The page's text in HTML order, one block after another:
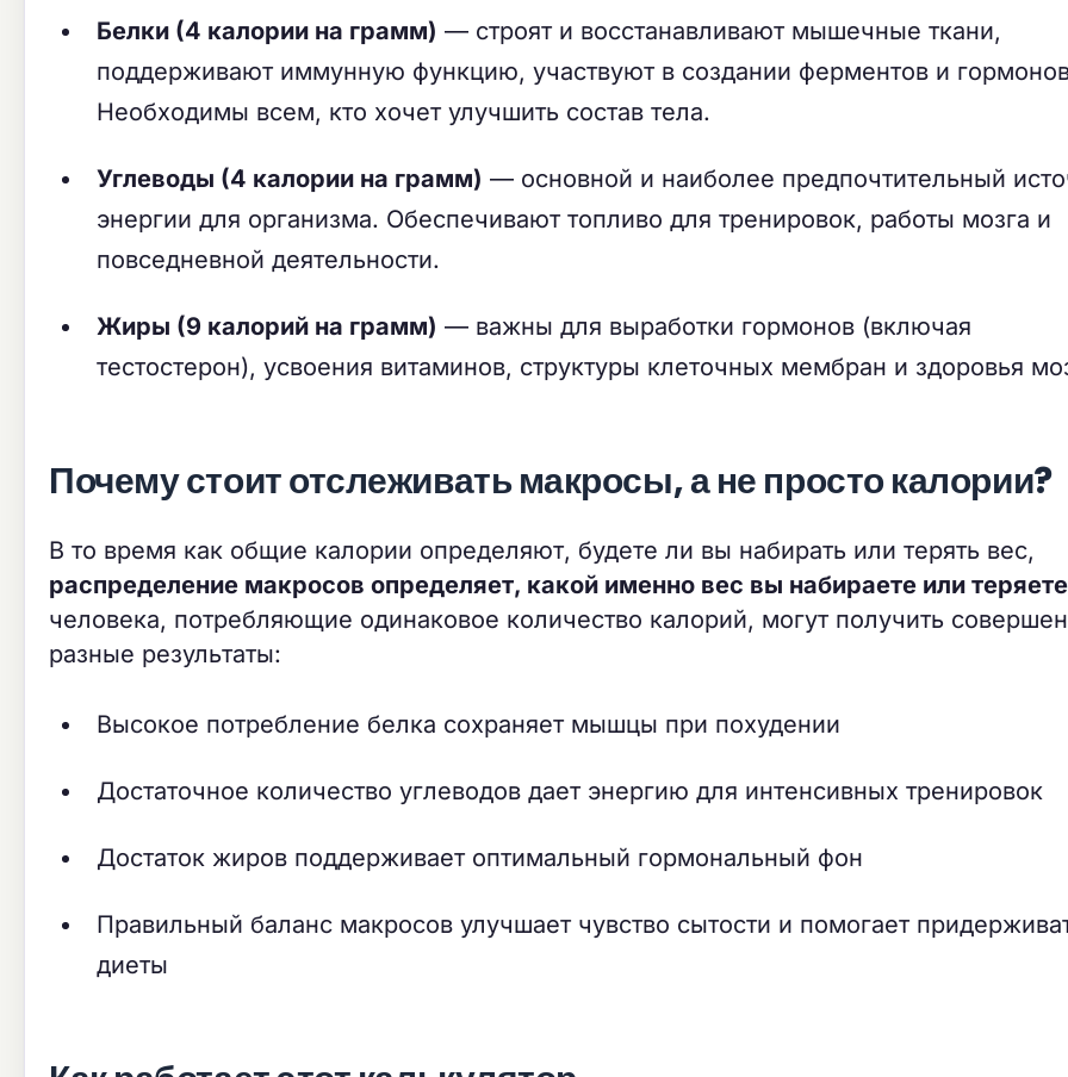
Белки (4 калории на грамм) — строят и восстанавливают мышечные ткани,
поддерживают иммунную функцию, участвуют в создании ферментов и
Необходимы всем, кто хочет улучшить состав тела.
Углеводы (4 калории на грамм) — основной и наиболее предпочтительный
энергии для организма. Обеспечивают топливо для тренировок, работы мозга и
повседневной деятельности.
Жиры (9 калорий на грамм) — важны для выработки гормонов (включая
тестостерон), усвоения витаминов, структуры клеточных мембран и здоровья
Почему стоит отслеживать макросы, а не просто калории?
В то время как общие калории определяют, будете ли вы набирать или терять вес,
распределение макросов определяет, какой именно вес вы набираете или теряете
человека, потребляющие одинаковое количество калорий, могут получить
разные результаты:
Высокое потребление белка сохраняет мышцы при похудении
Достаточное количество углеводов дает энергию для интенсивных тренировок
Достаток жиров поддерживает оптимальный гормональный фон
Правильный баланс макросов улучшает чувство сытости и помогает
диеты